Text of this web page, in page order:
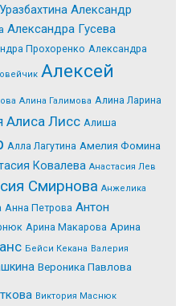
Александр
Александра Гусева
Прохоренко Александра
Алексей
Алина Галимова Алина Ларина
Алиса Лисс Алиша
Алла Лагутина Амелия Фомина
Ковалева Анастасия Лев
Смирнова Анжелика
Анна Петрова Антон
Арина Макарова Арина
Бейси Кекана Валерия
Вероника Павлова
Виктория Маснюк